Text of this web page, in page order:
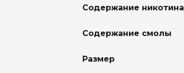
Содержание никотина
Содержание смолы
Размер